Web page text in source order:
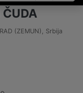
(ZEMUN), Srbija